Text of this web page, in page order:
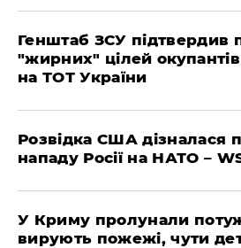
Генштаб ЗСУ підтвердив
"жирних" цілей
на ТОТ України
Розвідка США дізналася
нападу Росії на НАТО –
У Криму пролунали
вирують пожежі, чути